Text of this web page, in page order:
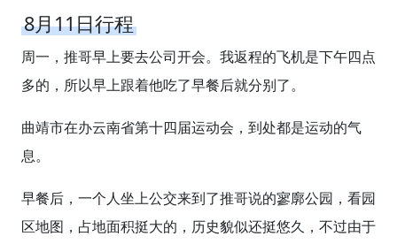
8月11日行程
周一，推哥早上要去公司开会。我返程的飞机是下午四点
多的，所以早上跟着他吃了早餐后就分别了。
曲靖市在办云南省第十四届运动会，到处都是运动的气
息。
早餐后，一个人坐上公交来到了推哥说的寥廓公园，看园
区地图，占地面积挺大的，历史貌似还挺悠久，不过由于